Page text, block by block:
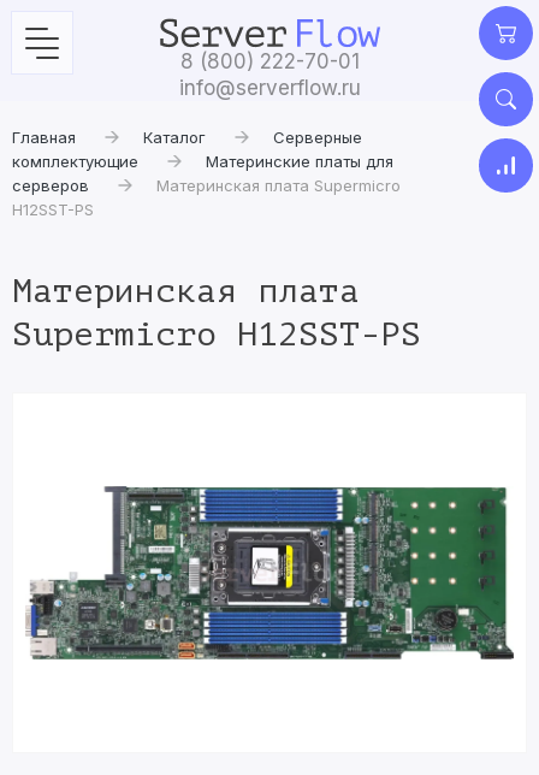
8 (800) 222-70-01
info@serverflow.ru
Главная Каталог
Серверные
комплектующие
Материнские платы для
серверов
Материнская плата Supermicro
H12SST-PS
Материнская плата
Supermicro H12SST-PS